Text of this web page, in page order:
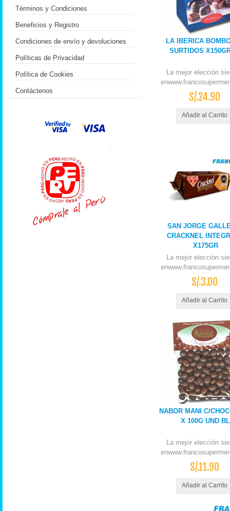
LA IBERICA
SURTIDOS
La mejor elección
S/.24.90
Añadir al Carrito
SAN JORGE
CRACKNEL
X175GR
La mejor elección
S/.3.00
Añadir al Carrito
NABOR MANI C/
X 100G UND BL
La mejor elección
S/.11.90
Añadir al Carrito
Términos y Condiciones
Beneficios y Registro
Condiciones de envío y devoluciones
Políticas de Privacidad
Política de Cookies
Contáctenos
.